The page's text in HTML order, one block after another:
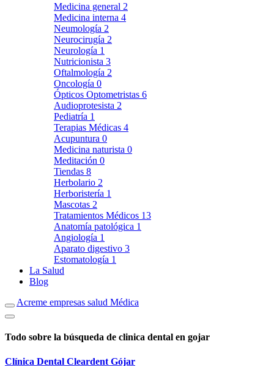
Medicina general 2
Medicina interna 4
Neumología 2
Neurocirugía 2
Neurología 1
Nutricionista 3
Oftalmología 2
Oncología 0
Ópticos Optometristas 6
Audioprotesista 2
Pediatría 1
Terapias Médicas 4
Acupuntura 0
Medicina naturista 0
Meditación 0
Tiendas 8
Herbolario 2
Herboristería 1
Mascotas 2
Tratamientos Médicos 13
Anatomía patológica 1
Angiología 1
Aparato digestivo 3
Estomatología 1
La Salud
Blog
Acreme empresas salud Médica
Todo sobre la búsqueda de clinica dental en gojar
Clínica Dental Cleardent Gójar